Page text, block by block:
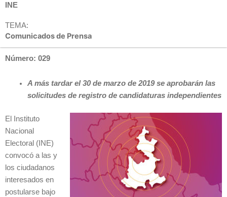
INE
TEMA:
Comunicados de Prensa
Número: 029
A más tardar el 30 de marzo de 2019 se aprobarán las
solicitudes de registro de candidaturas independientes
El Instituto
Nacional
Electoral (INE)
convocó a las y
los ciudadanos
interesados en
postularse bajo